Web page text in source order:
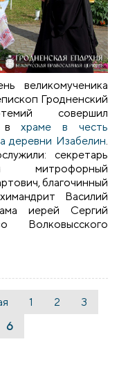
великомученика
Гродненский
совершил
вхраме в честь
деревни Изабелин
секретарь
митрофорный
благочинный
Василий
иерей Сергий
Волковысского
Архангела Михаила
1 2
3
6